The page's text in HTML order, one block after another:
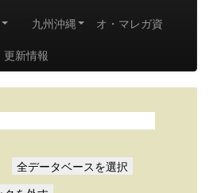
九州沖縄
オ・マレガ資
更新情報